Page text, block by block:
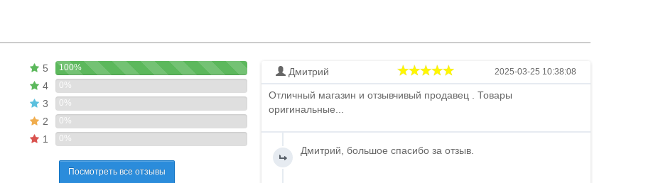
5 100%
4 0%
3 0%
2 0%
1 0%
Посмотреть все отзывы
Дмитрий 2025-03-25 10:38:08
Отличный магазин и отзывчивый продавец . Товары
оригинальные...
Дмитрий, большое спасибо за отзыв.